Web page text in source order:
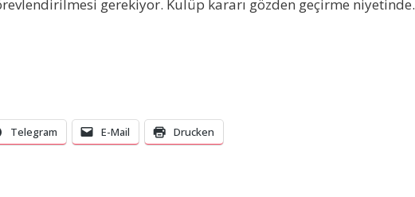
gerekiyor. Kulüp kararı gözden geçirme niyetinde.
Telegram E-Mail Drucken